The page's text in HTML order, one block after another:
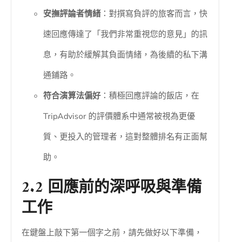
安撫評論者情緒：對撰寫負評的旅客而言，快
速回應傳達了「我們非常重視您的意見」的訊
息，有助於緩解其負面情緒，為後續的私下溝
通鋪路。
符合演算法偏好：積極回應評論的飯店，在
TripAdvisor 的評價體系中通常被視為更優
質、更投入的管理者，這對整體排名有正面幫
助。
2.2 回應前的深呼吸與準備
工作
在鍵盤上敲下第一個字之前，請先做好以下準備，